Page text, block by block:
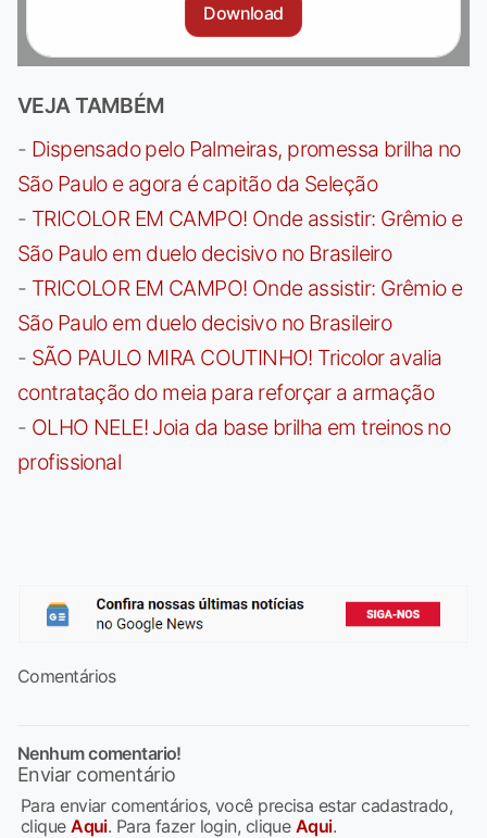
Download
VEJA TAMBÉM
- Dispensado pelo Palmeiras, promessa brilha no
São Paulo e agora é capitão da Seleção
- TRICOLOR EM CAMPO! Onde assistir: Grêmio e
São Paulo em duelo decisivo no Brasileiro
- TRICOLOR EM CAMPO! Onde assistir: Grêmio e
São Paulo em duelo decisivo no Brasileiro
- SÃO PAULO MIRA COUTINHO! Tricolor avalia
contratação do meia para reforçar a armação
- OLHO NELE! Joia da base brilha em treinos no
profissional
Comentários
Nenhum comentario!
Enviar comentário
Para enviar comentários, você precisa estar cadastrado,
cliqueAqui. Para fazer login, clique Aqui.